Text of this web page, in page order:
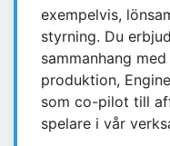
exempelvis,
styrning. Du
sammanhang
produktion,
som co-pilot till
spelare i vår